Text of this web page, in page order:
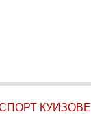
КУИЗОВЕ